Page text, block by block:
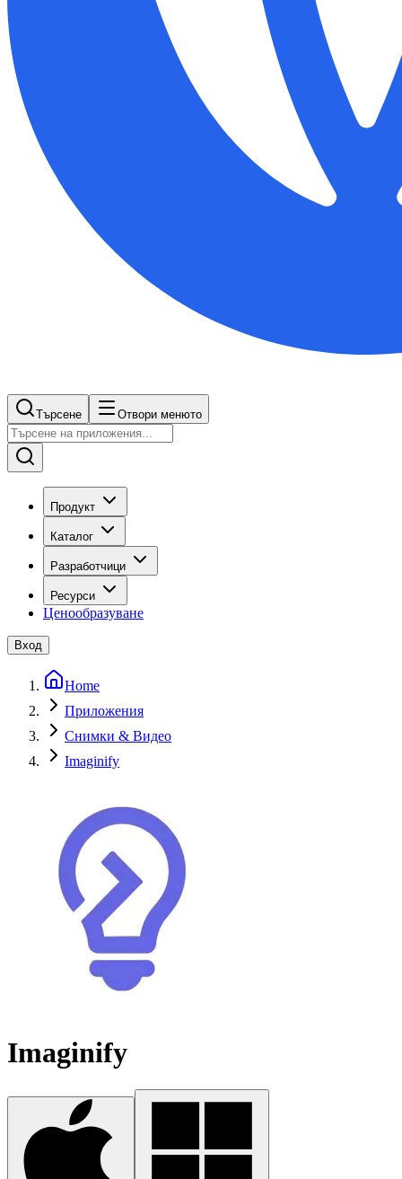
Търсене Отвори менюто
Продукт
Каталог
Разработчици
Ресурси
Ценообразуване
Вход
Home
Приложения
Снимки & Видео
Imaginify
Imaginify